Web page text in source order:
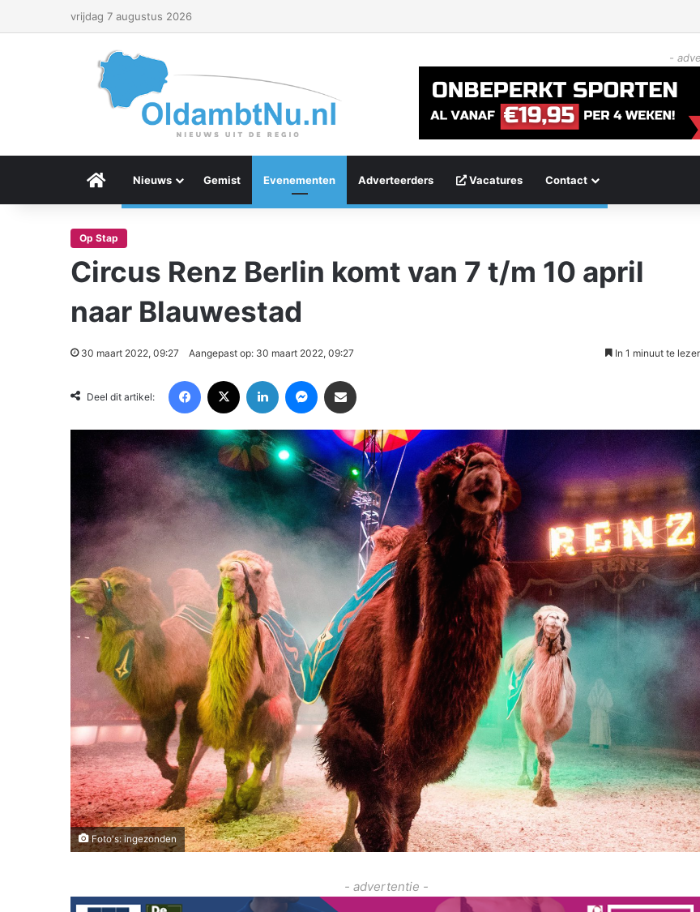
vrijdag 7 augustus 2026
-
Menu Item
Nieuws Gemist Evenementen Adverteerders Vacatures Contact
Op Stap
Circus Renz Berlin komt van 7 t/m 10 april
naar Blauwestad
30 maart 2022, 09:27 Aangepast op: 30 maart 2022, 09:27 In 1 minuut te
Deel dit artikel:
Foto's: ingezonden
- advertentie -